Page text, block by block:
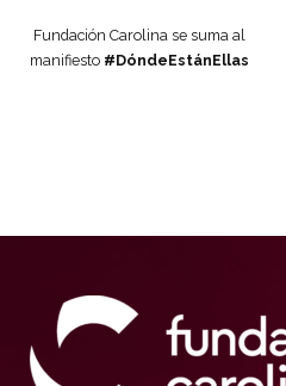
Fundación Carolina se suma al
manifiesto #DóndeEstánEllas